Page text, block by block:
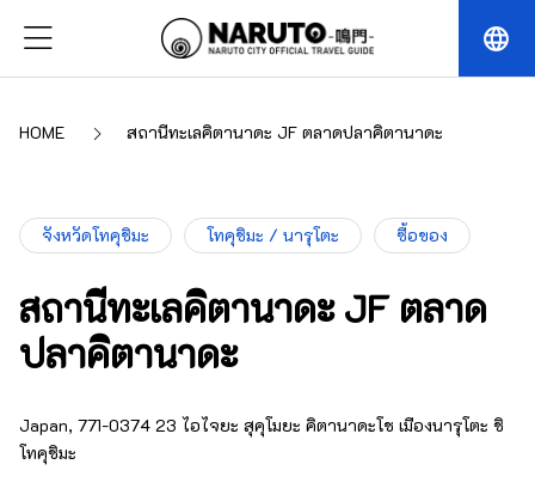
language
HOME สถานีทะเลคิตานาดะ JF ตลาดปลาคิตานาดะ
จังหวัดโทคุชิมะ โทคุชิมะ / นารุโตะ ซื้อของ
สถานีทะเลคิตานาดะ JF ตลาด
ปลาคิตานาดะ
Japan, 771-0374 23 ไอไจยะ สุคุโมยะ คิตานาดะโช เมืองนารุโตะ ชิ
โทคุชิมะ